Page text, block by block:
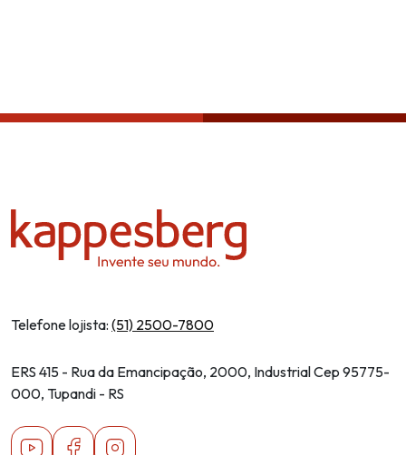
Telefone lojista: (51) 2500-7800
ERS 415 - Rua da Emancipação, 2000, Industrial Cep 95775-
000, Tupandi - RS
YoutubeFacebookInstagram